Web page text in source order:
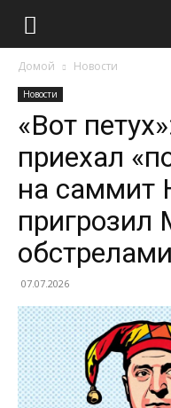
Домой Новости
Новости
«Вот
приехал
на саммит
пригрозил
обстрелами
07.07.2026